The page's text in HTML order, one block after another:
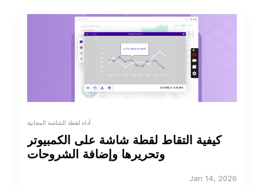
أداة لقطة الشاشة المجانية
كيفية التقاط لقطة شاشة على الكمبيوتر
وتحريرها وإضافة الشروحات
Jan 14, 2026